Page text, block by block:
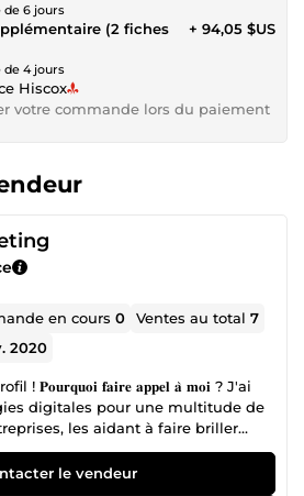
6 jours
(2 fiches
4 jours
+ 94,05 $US
Hiscox
votre commande lors du paiement
en cours0 Ventes au total7
2020
! 𝐏𝐨𝐮𝐫𝐪𝐮𝐨𝐢 𝐟𝐚𝐢𝐫𝐞 𝐚𝐩𝐩𝐞𝐥 𝐚̀ 𝐦𝐨𝐢 ? J'ai
digitales pour une multitude de
les aidant à faire briller
Profile, à dominer les résultats de
et à exceller dans leur SEO
: 📍 Maîtrise de Google Business
le vendeur